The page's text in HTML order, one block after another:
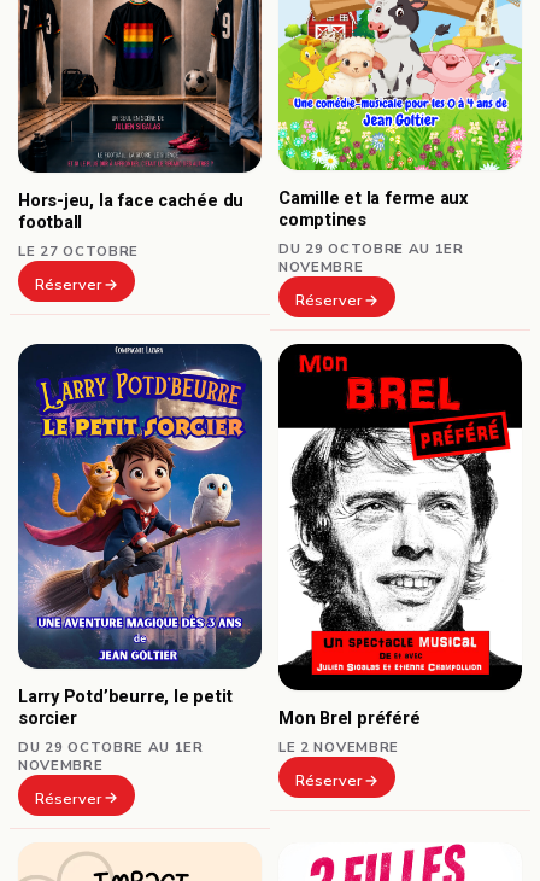
Hors-jeu, la face cachée du
football
LE 27 OCTOBRE
Réserver
Camille et la ferme aux
comptines
DU 29 OCTOBRE AU 1ER
NOVEMBRE
Réserver
Larry Potd’beurre, le petit
sorcier
DU 29 OCTOBRE AU 1ER
NOVEMBRE
Réserver
Mon Brel préféré
LE 2 NOVEMBRE
Réserver